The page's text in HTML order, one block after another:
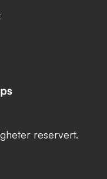
reservert.